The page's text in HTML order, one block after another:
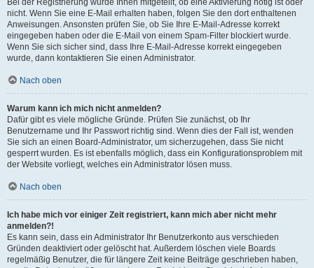
Bei der Registrierung wurde Ihnen mitgeteilt, ob eine Aktivierung nötig ist oder
nicht. Wenn Sie eine E-Mail erhalten haben, folgen Sie den dort enthaltenen
Anweisungen. Ansonsten prüfen Sie, ob Sie Ihre E-Mail-Adresse korrekt
eingegeben haben oder die E-Mail von einem Spam-Filter blockiert wurde.
Wenn Sie sich sicher sind, dass Ihre E-Mail-Adresse korrekt eingegeben
wurde, dann kontaktieren Sie einen Administrator.
Nach oben
Warum kann ich mich nicht anmelden?
Dafür gibt es viele mögliche Gründe. Prüfen Sie zunächst, ob Ihr
Benutzername und Ihr Passwort richtig sind. Wenn dies der Fall ist, wenden
Sie sich an einen Board-Administrator, um sicherzugehen, dass Sie nicht
gesperrt wurden. Es ist ebenfalls möglich, dass ein Konfigurationsproblem mit
der Website vorliegt, welches ein Administrator lösen muss.
Nach oben
Ich habe mich vor einiger Zeit registriert, kann mich aber nicht mehr
anmelden?!
Es kann sein, dass ein Administrator Ihr Benutzerkonto aus verschieden
Gründen deaktiviert oder gelöscht hat. Außerdem löschen viele Boards
regelmäßig Benutzer, die für längere Zeit keine Beiträge geschrieben haben,